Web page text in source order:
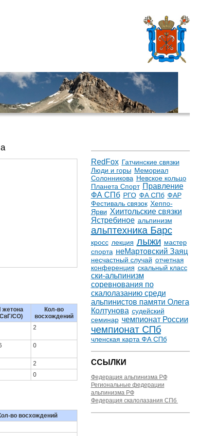
RedFox Гатчинские связки
Люди и горы Мемориал
Солонникова Невское кольцо
Планета Спорт Правление
ФА СПб РГО ФА СПб ФАР
Фестиваль связок Хеппо-
Ярви Хиитольские связки
Ястребиное альпинизм
альптехника Барс
кросс лекция лыжи мастер
спорта неМартовский Заяц
несчастный случай отчетная
конференция скальный класс
ски-альпинизм
соревнования по
скалолазанию среди
альпинистов памяти Олега
Колтунова судейский
семинар чемпионат России
чемпионат СПб
членская карта ФА СПб
ССЫЛКИ
Федерация альпинизма РФ
Региональные федерации
альпинизма РФ
Федерация скалолазания СПб
жетона
СО)
Кол-во
восхождений
2
0
2
0
во восхождений